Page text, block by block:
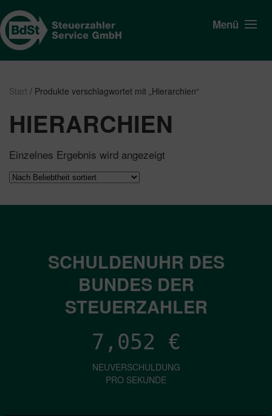
Menü
Start / Produkte verschlagwortet mit „Hierarchien“
HIERARCHIEN
Einzelnes Ergebnis wird angezeigt
SCHULDENUHR DES
BUNDES DER
STEUERZAHLER
7,052 €
NEUVERSCHULDUNG
PRO SEKUNDE